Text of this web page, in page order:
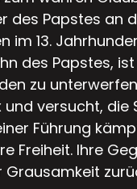
Papstes an
13.
des Papstes,
zu
versucht, die
Führung
Freiheit. Ihre